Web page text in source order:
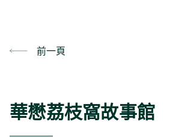
前一頁
華懋荔枝窩故事館